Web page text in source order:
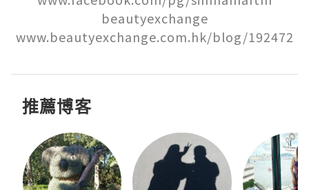
beautyexchange
www.beautyexchange.com.hk/blog/192472
推薦博客